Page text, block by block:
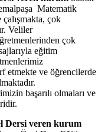
Matematik
çok
Veliler
çok
eğitim
etmekte ve öğrencilerde
başarılı olmaları ve
Dersi veren kurum